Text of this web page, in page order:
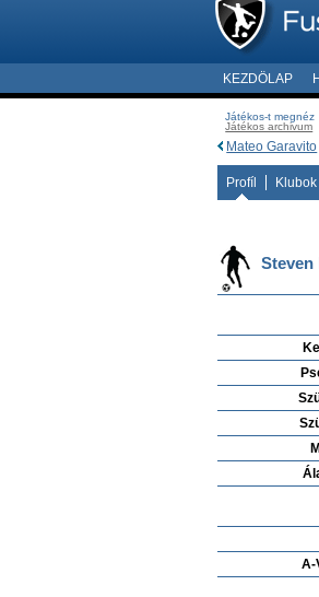
KEZDÖLAP
Játékos-t megnéz
Játékos archivum
Mateo Garavito
Profíl Klubok
Steven
A-